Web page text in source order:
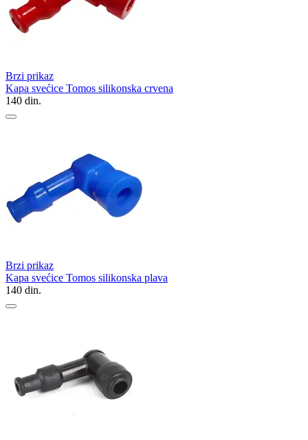
Brzi prikaz
Kapa svećice Tomos silikonska crvena
140 din.
Brzi prikaz
Kapa svećice Tomos silikonska plava
140 din.